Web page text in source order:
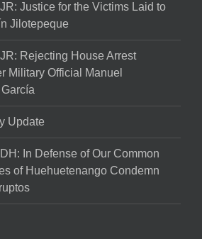
Justice for the Victims Laid to
Jilotepeque
Rejecting House Arrest
Military Official Manuel
Update
In Defense of Our Common
of Huehuetenango Condemn